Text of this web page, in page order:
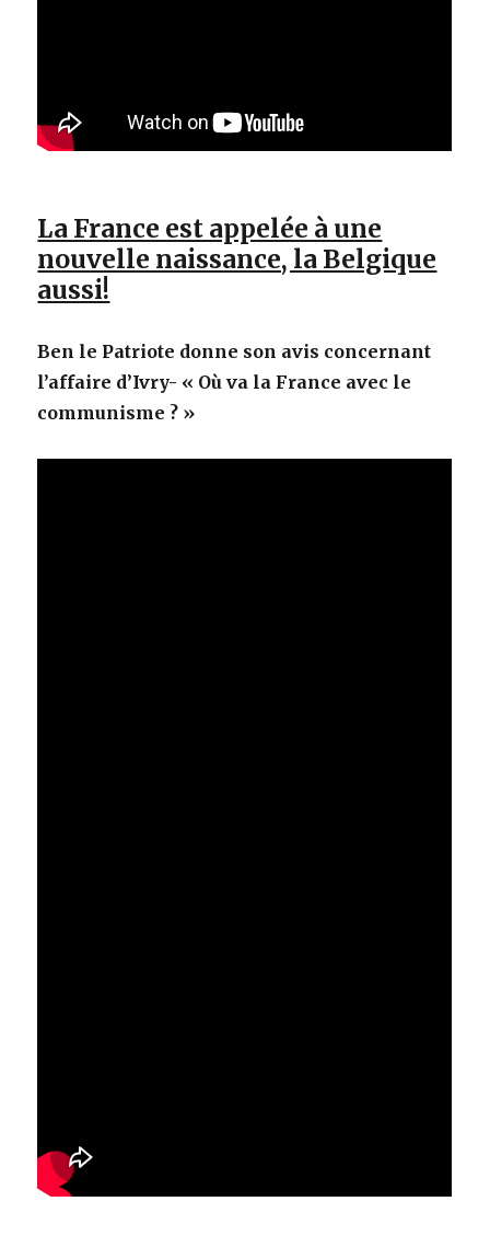
La France est appelée à une
nouvelle naissance, la Belgique
aussi!
Ben le Patriote donne son avis concernant
l’affaire d’Ivry- « Où va la France avec le
communisme ? »